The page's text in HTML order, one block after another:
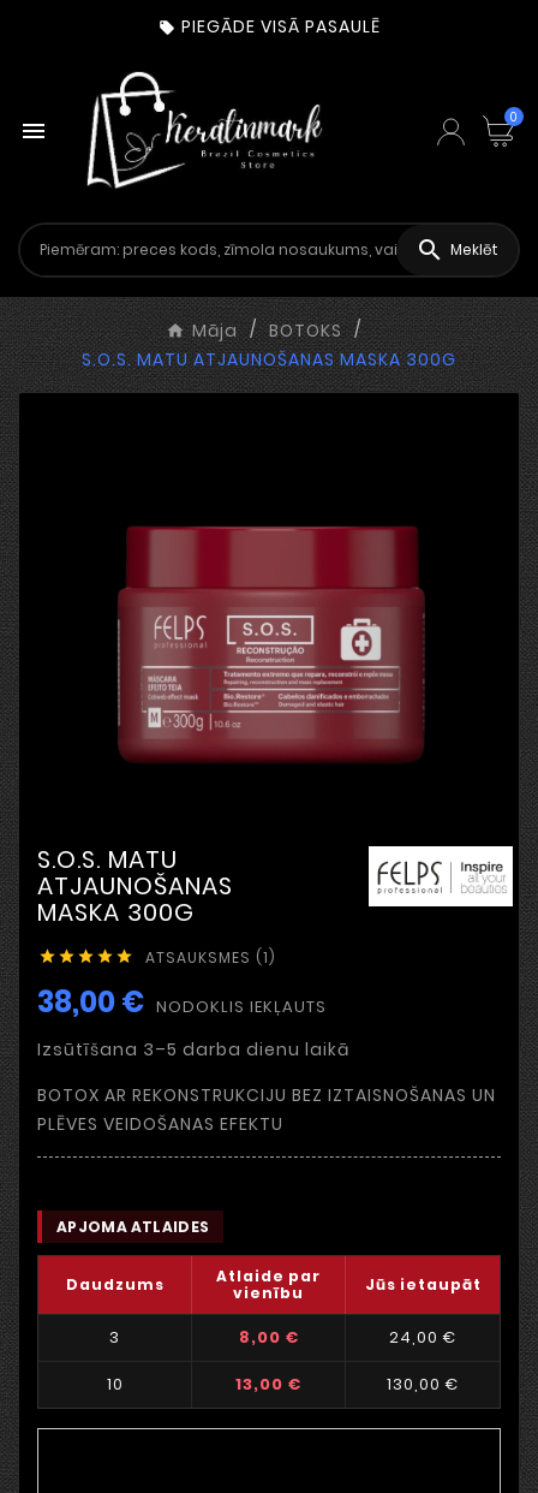
 PIEGĀDE VISĀ PASAULĒ
 0
 Meklēt
Māja
BOTOKS
S.O.S. MATU ATJAUNOŠANAS MASKA 300G
S.O.S. MATU
ATJAUNOŠANAS
MASKA 300G
     ATSAUKSMES (1)
38,00 € NODOKLIS IEKĻAUTS
Izsūtīšana 3–5 darba dienu laikā
BOTOX AR REKONSTRUKCIJU BEZ IZTAISNOŠANAS UN
PLĒVES VEIDOŠANAS EFEKTU
APJOMA ATLAIDES
Daudzums
Atlaide par
vienību
Jūs ietaupāt
3 8,00 € 24,00 €
10 13,00 € 130,00 €